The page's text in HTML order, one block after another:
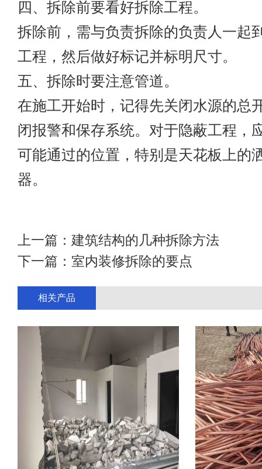
四、拆除前要看好拆除工程。
拆除前，需与负责拆除的负责人一起
工程，然后做好标记并标明尺寸。
五、拆除时要注意管道。
在施工开始时，记得先关闭水源的总
闭报警和保存系统。对于隐蔽工程，
可能通过的位置，特别是天花板上的
器。
上一篇： 建筑结构的几种拆除方法
下一篇： 室内装修拆除的要点
相关产品